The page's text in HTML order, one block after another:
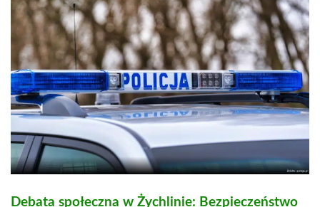
Debata społeczna w Żychlinie: Bezpieczeństwo